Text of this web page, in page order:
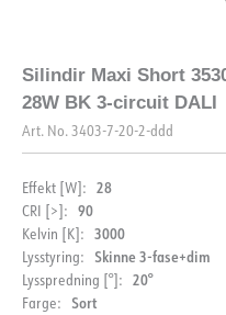
DIMENSJONER
Silindir Maxi Short
28W BK 3-circuit DALI
Art. No. 3403-7-20-2-ddd
Effekt [W]: 28
CRI [>]: 90
Kelvin [K]: 3000
Lysstyring: Skinne 3-fase+dim
Lysspredning [°]: 20°
Farge: Sort